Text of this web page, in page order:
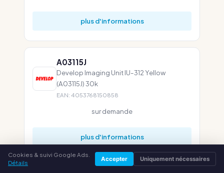
plus d'informations
A03115J
Develop Imaging Unit IU-312 Yellow
(A03115J) 30k
EAN: 4053768150858
sur demande
plus d'informations
Cookies & suivi Google Ads.
Détails
Accepter Uniquement nécessaires